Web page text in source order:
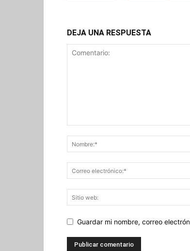
DEJA UNA RESPUESTA
Guardar mi nombre, correo